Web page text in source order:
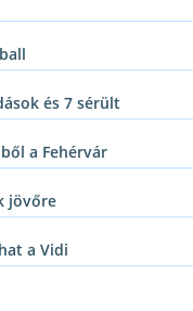
és 7 sérült
a Fehérvár
jövőre
a Vidi